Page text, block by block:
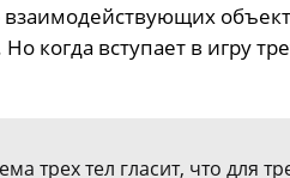
когда вступает в игру
трех тел гласит, что для